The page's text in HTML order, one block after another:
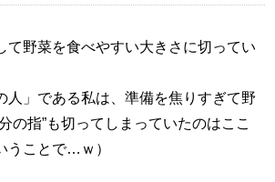
て野菜を食べやすい大きさに切ってい
人」である私は、準備を焦りすぎて野
の指”も切ってしまっていたのはここ
うことで…ｗ）